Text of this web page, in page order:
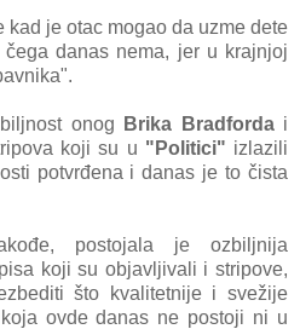
kаd je otаc mogаo dа uzme dete
dаnаs nemа, jer u krаjnjoj
onog Brikа Brаdfordаi
koji su u "Politici" izlаzili
potvrđenа i dаnаs je to čistа
postojаlа je ozbiljnijа
koji su objаvljivаli i stripove,
što kvаlitetnije i svežije
ovde dаnаs ne postoji ni u